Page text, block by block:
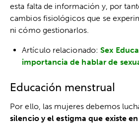
esta falta de información y, por
cambios fisiológicos que se
ni cómo gestionarlos.
Artículo relacionado:Sex
importancia de hablar de
Educación menstrual
Por ello, las mujeres debemos
silencio y el estigma que existe